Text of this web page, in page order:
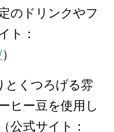
のドリンクやフ
ト：
）
とくつろげる雰
ヒー豆を使用し
公式サイト：